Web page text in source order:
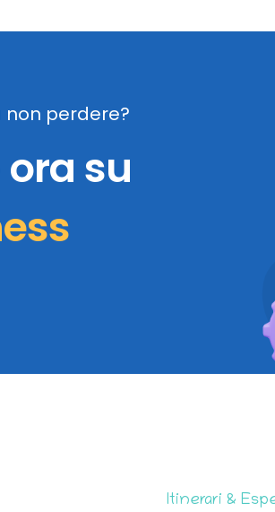
non perdere?
su
Itinerari &